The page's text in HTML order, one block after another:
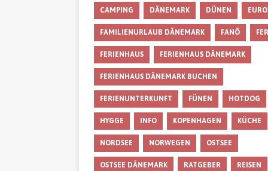
CAMPING DÄNEMARK DÜNEN EURO
FAMILIENURLAUB DÄNEMARK FANÖ
FERIENHAUS FERIENHAUS DÄNEMARK
FERIENHAUS DÄNEMARK BUCHEN
FERIENUNTERKUNFT FÜNEN HOTDOG
HYGGE INFO KOPENHAGEN KÜCHE
NORDSEE NORWEGEN OSTSEE
OSTSEE DÄNEMARK RATGEBER REISEN